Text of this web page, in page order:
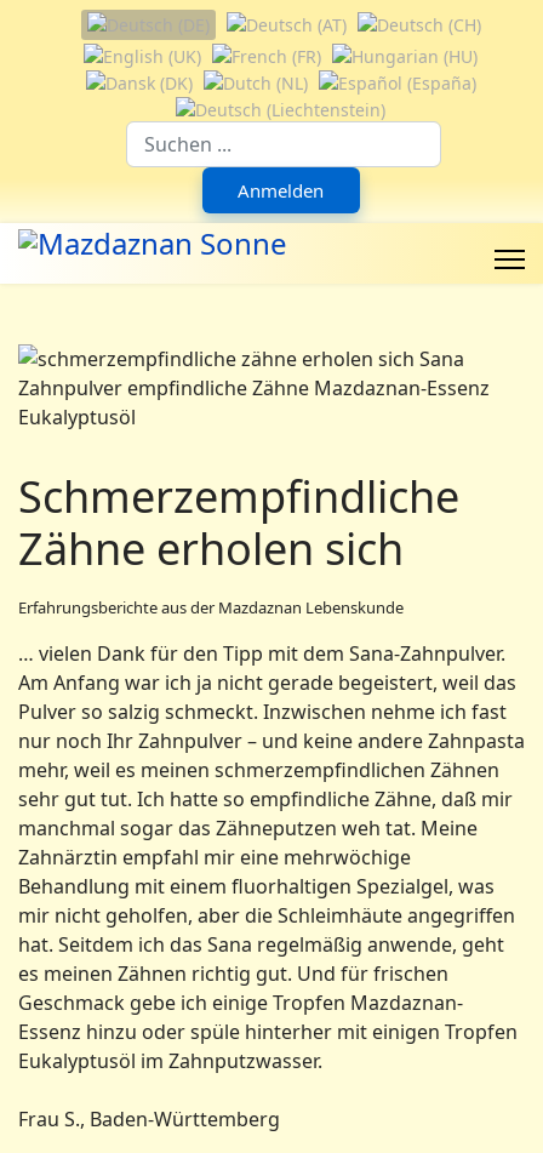
Sprache auswählen
Anmelden
Schmerzempfindliche
Zähne erholen sich
Erfahrungsberichte aus der Mazdaznan Lebenskunde
… vielen Dank für den Tipp mit dem Sana-Zahnpulver.
Am Anfang war ich ja nicht gerade begeistert, weil das
Pulver so salzig schmeckt. Inzwischen nehme ich fast
nur noch Ihr Zahnpulver – und keine andere Zahnpasta
mehr, weil es meinen schmerzempfindlichen Zähnen
sehr gut tut. Ich hatte so empfindliche Zähne, daß mir
manchmal sogar das Zähneputzen weh tat. Meine
Zahnärztin empfahl mir eine mehrwöchige
Behandlung mit einem fluorhaltigen Spezialgel, was
mir nicht geholfen, aber die Schleimhäute angegriffen
hat. Seitdem ich das Sana regelmäßig anwende, geht
es meinen Zähnen richtig gut. Und für frischen
Geschmack gebe ich einige Tropfen Mazdaznan-
Essenz hinzu oder spüle hinterher mit einigen Tropfen
Eukalyptusöl im Zahnputzwasser.
Frau S., Baden-Württemberg